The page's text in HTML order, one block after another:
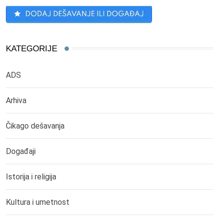
KATEGORIJE
ADS
Arhiva
Čikago dešavanja
Događaji
Istorija i religija
Kultura i umetnost